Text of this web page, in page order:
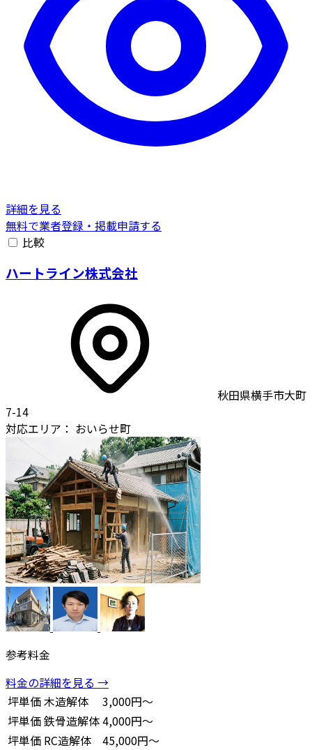
詳細を見る
無料で業者登録・掲載申請する
比較
ハートライン株式会社
秋田県横手市大町
7-14
対応エリア： おいらせ町
参考料金
料金の詳細を見る →
坪単価木造解体
3,000円～
坪単価鉄骨造解体4,000円～
坪単価 RC造解体
45,000円～